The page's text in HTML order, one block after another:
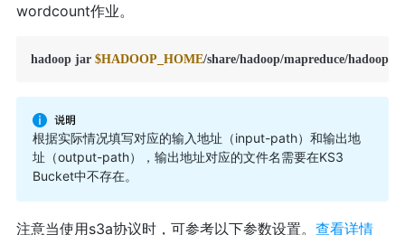
wordcount作业。
hadoop jar $HADOOP_HOME/share/hadoop/mapreduce/hadoop-
根据实际情况填写对应的输入地址（input-path）和输出地
址（output-path），输出地址对应的文件名需要在KS3
Bucket中不存在。
注意当使用s3a协议时，可参考以下参数设置。 查看详情